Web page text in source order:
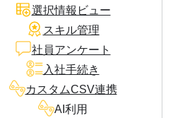
選択情報ビュー
スキル管理
社員アンケート
入社手続き
カスタムCSV連携
AI利用